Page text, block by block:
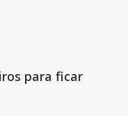
para ficar